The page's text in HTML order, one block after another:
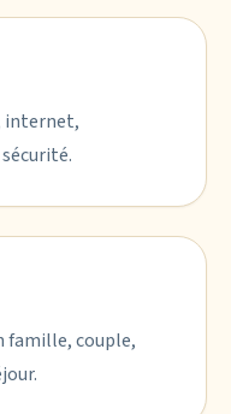
internet,
famille, couple,